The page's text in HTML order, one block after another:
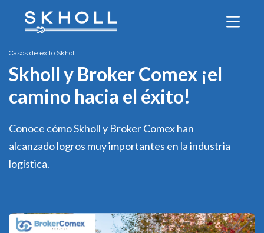
Casos de éxito Skholl
Skholl y Broker Comex ¡el
camino hacia el éxito!
Conoce cómo Skholl y Broker Comex han
alcanzado logros muy importantes en la industria
logística.